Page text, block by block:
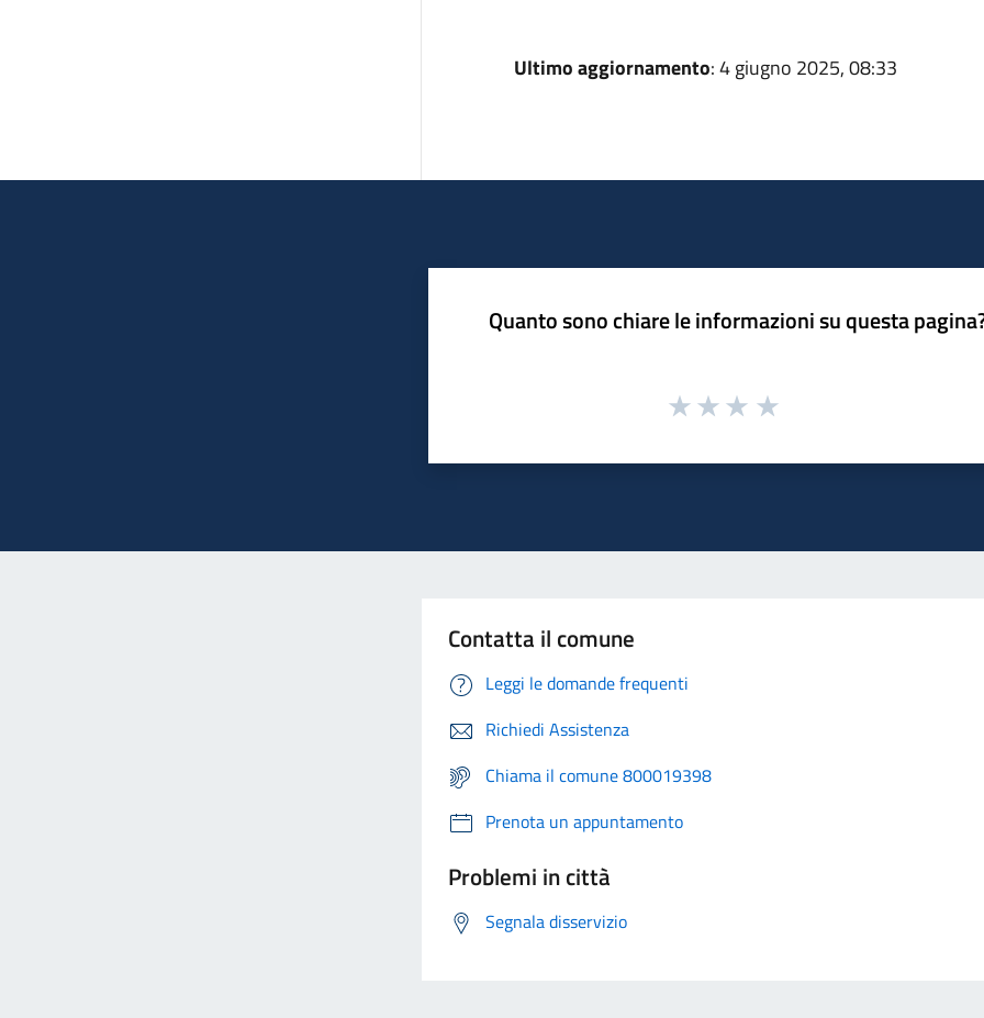
Ultimo aggiornamento: 4 giugno 2025, 08:33
Quanto sono chiare le informazioni su questa
Contatta il comune
Leggi le domande frequenti
Richiedi Assistenza
Chiama il comune 800019398
Prenota un appuntamento
Problemi in città
Segnala disservizio